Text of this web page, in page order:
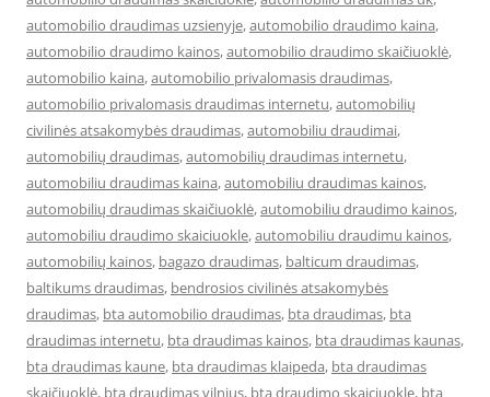
automobilio draudimas uzsienyje,automobilio draudimo kaina,
automobilio draudimo kainos,automobilio draudimo skaičiuoklė,
automobilio kaina,automobilio privalomasis draudimas,
automobilio privalomasis draudimas internetu,automobilių
civilinės atsakomybės draudimas,automobiliu draudimai,
automobilių draudimas,automobilių draudimas internetu,
automobiliu draudimas kaina,automobiliu draudimas kainos,
automobilių draudimas skaičiuoklė,automobiliu draudimo kainos,
automobiliu draudimo skaiciuokle,automobiliu draudimu kainos,
automobilių kainos, bagazo draudimas, balticum draudimas,
baltikums draudimas, bendrosios civilinės atsakomybės
draudimas, bta automobilio draudimas, bta draudimas, bta
draudimas internetu, bta draudimas kainos, bta draudimas kaunas,
bta draudimas kaune, bta draudimas klaipeda, bta draudimas
skaičiuoklė, bta draudimas vilnius, bta draudimo skaiciuokle, bta